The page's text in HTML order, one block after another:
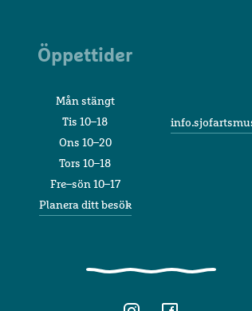
Öppettider
Mån stängt
Tis 10–18
Ons 10–20
Tors 10–18
Fre–sön 10–17
Planera ditt besök